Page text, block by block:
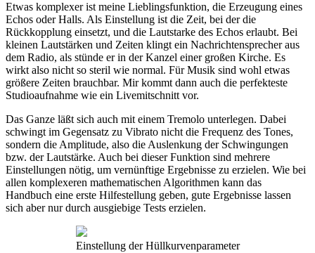
Etwas komplexer ist meine Lieblingsfunktion, die Erzeugung eines
Echos oder Halls. Als Einstellung ist die Zeit, bei der die
Rückkopplung einsetzt, und die Lautstarke des Echos erlaubt. Bei
kleinen Lautstärken und Zeiten klingt ein Nachrichtensprecher aus
dem Radio, als stünde er in der Kanzel einer großen Kirche. Es
wirkt also nicht so steril wie normal. Für Musik sind wohl etwas
größere Zeiten brauchbar. Mir kommt dann auch die perfekteste
Studioaufnahme wie ein Livemitschnitt vor.
Das Ganze läßt sich auch mit einem Tremolo unterlegen. Dabei
schwingt im Gegensatz zu Vibrato nicht die Frequenz des Tones,
sondern die Amplitude, also die Auslenkung der Schwingungen
bzw. der Lautstärke. Auch bei dieser Funktion sind mehrere
Einstellungen nötig, um vernünftige Ergebnisse zu erzielen. Wie bei
allen komplexeren mathematischen Algorithmen kann das
Handbuch eine erste Hilfestellung geben, gute Ergebnisse lassen
sich aber nur durch ausgiebige Tests erzielen.
Einstellung der Hüllkurvenparameter